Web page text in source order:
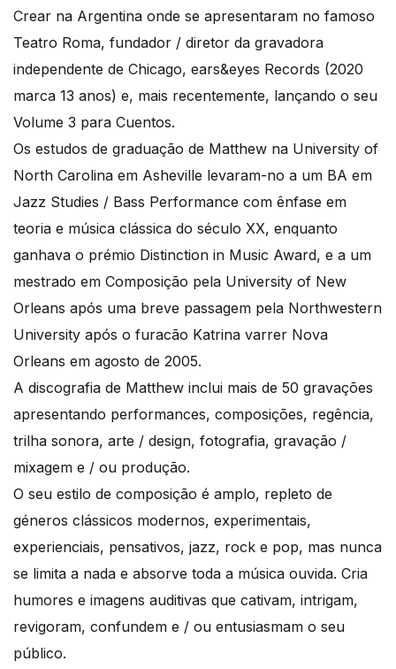
Crear na Argentina onde se apresentaram no famoso
Teatro Roma, fundador / diretor da gravadora
independente de Chicago, ears&eyes Records (2020
marca 13 anos) e, mais recentemente, lançando o seu
Volume 3 para Cuentos.
Os estudos de graduação de Matthew na University of
North Carolina em Asheville levaram-no a um BA em
Jazz Studies / Bass Performance com ênfase em
teoria e música clássica do século XX, enquanto
ganhava o prémio Distinction in Music Award, e a um
mestrado em Composição pela University of New
Orleans após uma breve passagem pela Northwestern
University após o furacão Katrina varrer Nova
Orleans em agosto de 2005.
A discografia de Matthew inclui mais de 50 gravações
apresentando performances, composições, regência,
trilha sonora, arte / design, fotografia, gravação /
mixagem e / ou produção.
O seu estilo de composição é amplo, repleto de
géneros clássicos modernos, experimentais,
experienciais, pensativos, jazz, rock e pop, mas nunca
se limita a nada e absorve toda a música ouvida. Cria
humores e imagens auditivas que cativam, intrigam,
revigoram, confundem e / ou entusiasmam o seu
público.